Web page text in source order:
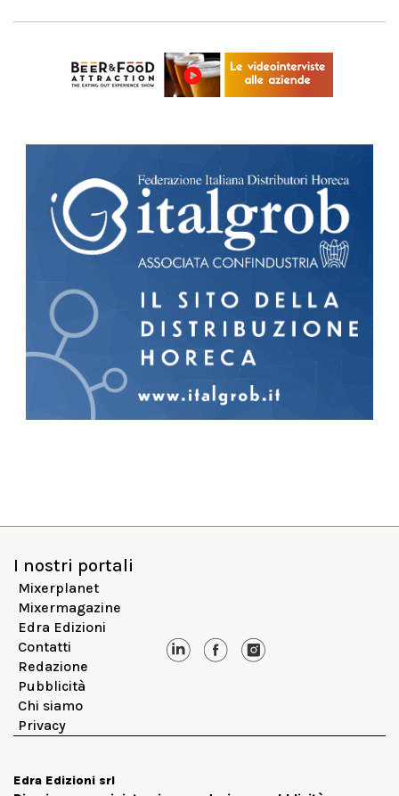
I nostri portali
Mixerplanet
Mixermagazine
Edra Edizioni
Contatti
Redazione
Pubblicità
Chi siamo
Privacy
Edra Edizioni srl